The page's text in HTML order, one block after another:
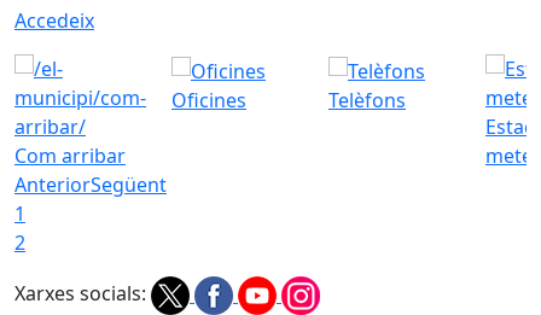
Accedeix
Com arribar
Oficines
Telèfons
AnteriorSegüent
1
2
Xarxes socials: